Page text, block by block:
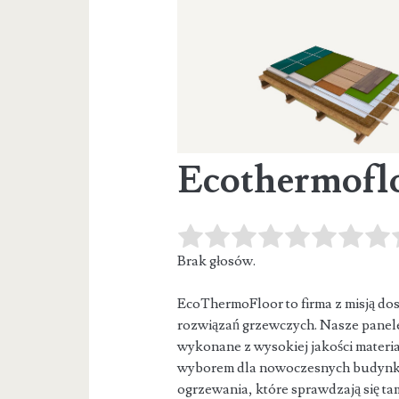
Brak głosów.
EcoThermoFloor to firma z misją
rozwiązań grzewczych. Nasze
wykonane z wysokiej jakości
wyborem dla nowoczesnych
ogrzewania, które sprawdzają się